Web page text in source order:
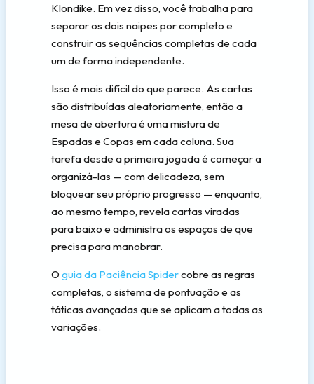
Klondike. Em vez disso, você trabalha para
separar os dois naipes por completo e
construir as sequências completas de cada
um de forma independente.
Isso é mais difícil do que parece. As cartas
são distribuídas aleatoriamente, então a
mesa de abertura é uma mistura de
Espadas e Copas em cada coluna. Sua
tarefa desde a primeira jogada é começar a
organizá-las — com delicadeza, sem
bloquear seu próprio progresso — enquanto,
ao mesmo tempo, revela cartas viradas
para baixo e administra os espaços de que
precisa para manobrar.
O guia da Paciência Spidercobre as regras
completas, o sistema de pontuação e as
táticas avançadas que se aplicam a todas as
variações.